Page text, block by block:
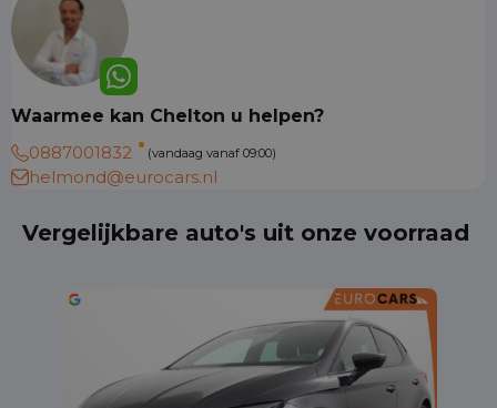
Waarmee kan Chelton u helpen?
0887001832
(vandaag vanaf 09:00)
helmond@eurocars.nl
Vergelijkbare auto's uit onze voorraad